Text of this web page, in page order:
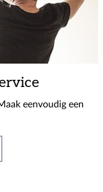
eenvoudig een